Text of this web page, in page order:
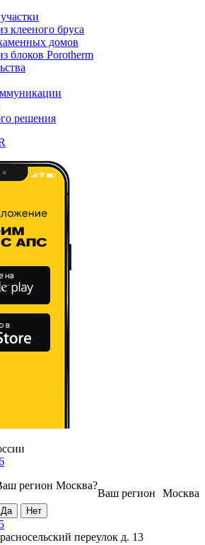
клееного бруса
домов
блоков Porotherm
решения
Москва
Ваш регион
регион Москва?
переулок д. 13